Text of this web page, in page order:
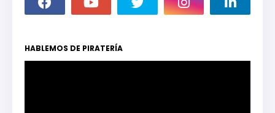
HABLEMOS DE PIRATERÍA